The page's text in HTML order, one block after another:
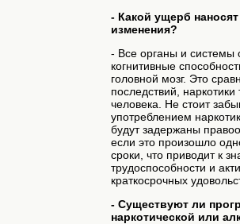
- Какой ущерб
изменения?
- Все органы и системы
когнитивные
головной мозг. Это
последствий,
человека. Не стоит
употреблением
будут задержаны
если это произошло
сроки, что приводит к
трудоспособности и
краткосрочных
- Существуют ли
наркотической или